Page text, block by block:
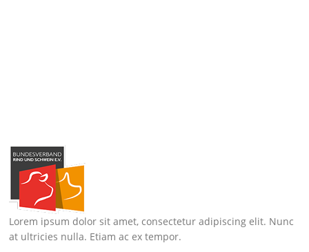
Lorem ipsum dolor sit amet, consectetur adipiscing elit. Nunc
at ultricies nulla. Etiam ac ex tempor.